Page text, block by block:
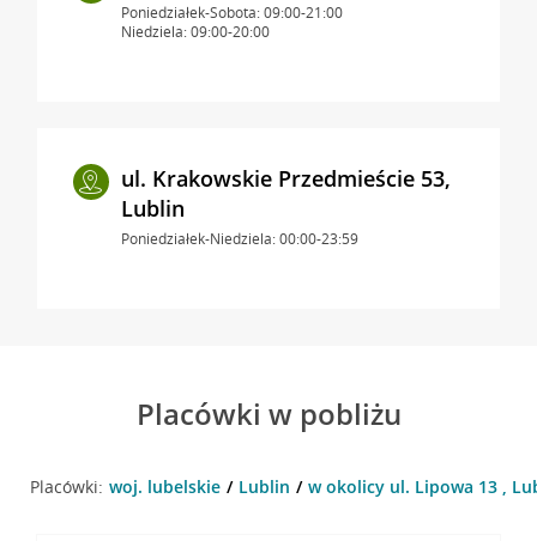
Poniedziałek-Sobota: 09:00-21:00
Niedziela: 09:00-20:00
ul. Krakowskie Przedmieście 53,
Lublin
Poniedziałek-Niedziela: 00:00-23:59
Placówki w pobliżu
Placówki: woj. lubelskie Lublin w okolicy ul. Lipowa 13 ,